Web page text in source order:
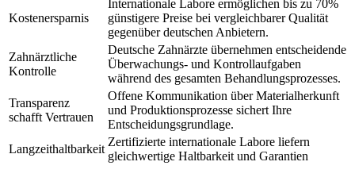
Kostenersparnis
Internationale Labore ermöglichen bis zu 70%
günstigere Preise bei vergleichbarer Qualität
gegenüber deutschen Anbietern.
Zahnärztliche
Kontrolle
Deutsche Zahnärzte übernehmen entscheidende
Überwachungs- und Kontrollaufgaben
während des gesamten Behandlungsprozesses.
Transparenz
schafft Vertrauen
Offene Kommunikation über Materialherkunft
und Produktionsprozesse sichert Ihre
Entscheidungsgrundlage.
Langzeithaltbarkeit
Zertifizierte internationale Labore liefern
gleichwertige Haltbarkeit und Garantien